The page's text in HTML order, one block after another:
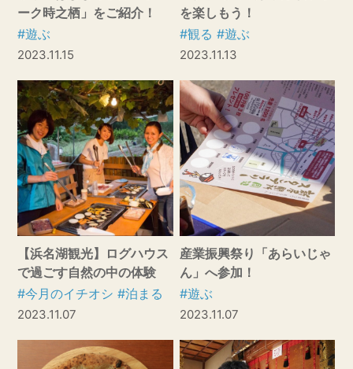
ーク時之栖」をご紹介！
#遊ぶ
2023.11.15
を楽しもう！
#観る #遊ぶ
2023.11.13
【浜名湖観光】ログハウス
で過ごす自然の中の体験
#今月のイチオシ #泊まる
2023.11.07
産業振興祭り「あらいじゃ
ん」へ参加！
#遊ぶ
2023.11.07